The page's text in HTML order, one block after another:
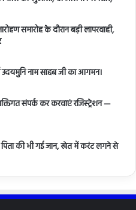
समारोह के दौरान बड़ी लापरवाही,
उदयमुनि नाम साहब जी का आगमन।
संपर्क कर करवाएं रजिस्ट्रेशन —
की भी गई जान, खेत में करंट लगने से